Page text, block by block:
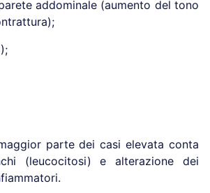
addominale (aumento del tono
parte dei casi elevata conta
(leucocitosi) e alterazione dei